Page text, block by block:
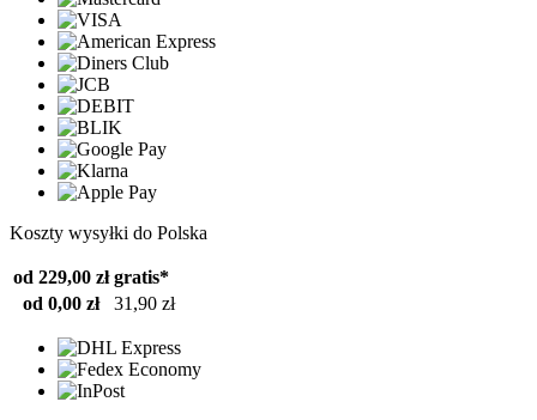
Koszty wysyłki do Polska
od 229,00 zł gratis*
od 0,00 zł
31,90 zł